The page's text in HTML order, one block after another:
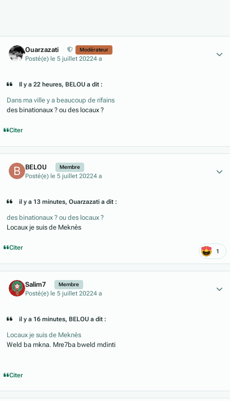
Ouarzazati Modérateur
Posté(e) le 5 juillet 20224 a
Il y a 22 heures, BELOU a dit :
Dans ma ville y a beaucoup de rifains
des binationaux ? ou des locaux ?
Citer
BELOU Membre
Posté(e) le 5 juillet 20224 a
il y a 13 minutes, Ouarzazati a dit :
des binationaux ? ou des locaux ?
Locaux je suis de Meknès
Citer 1
Salim7 Membre
Posté(e) le 5 juillet 20224 a
il y a 16 minutes, BELOU a dit :
Locaux je suis de Meknès
Weld ba mkna. Mre7ba bweld mdinti
Citer